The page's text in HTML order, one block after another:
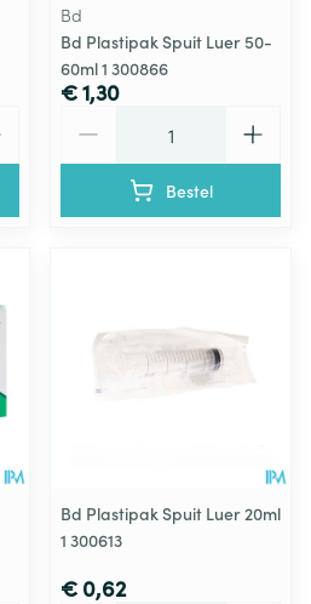
Bd
Bd Plastipak Spuit Luer 50-
60ml 1 300866
€ 1,30
Bestel
Bd Plastipak Spuit Luer 20ml
1 300613
€ 0,62